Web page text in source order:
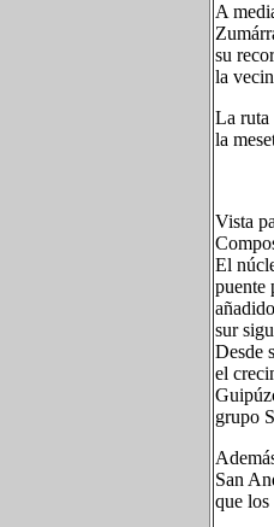
A
su
la
La ruta
la
Vista
El
puente
sur
Desde
el
grupo
San
que los